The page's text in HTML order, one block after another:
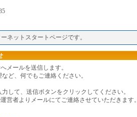
ネットスタートページです。
メールを送信します。
ど、何でもご連絡ください。
して、送信ボタンをクリックしてください。
営者よりメールにてご連絡させていただきます。